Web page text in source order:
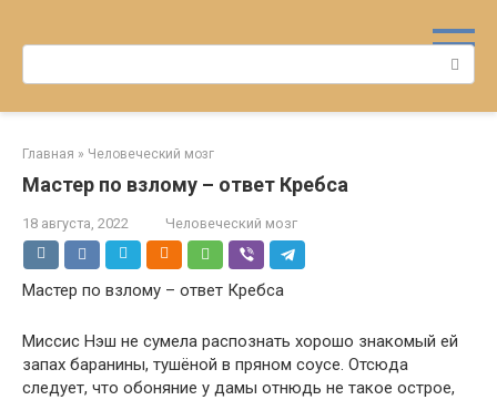
Поиск:
Главная » Человеческий мозг
Мастер по взлому – ответ Кребса
18 августа, 2022 Человеческий мозг
Мастер по взлому – ответ Кребса
Миссис Нэш не сумела распознать хорошо знакомый ей
запах баранины, тушёной в пряном соусе. Отсюда
следует, что обоняние у дамы отнюдь не такое острое,